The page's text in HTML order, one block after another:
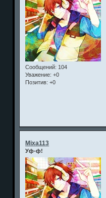
Сообщений: 104
Уважение: +0
Позитив: +0
Mixa113
Уф-ф!